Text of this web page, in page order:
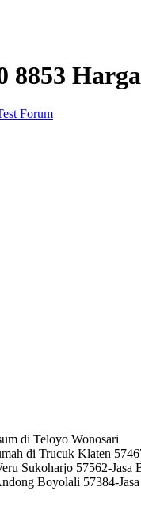
8853
Forum
di Teloyo Wonosari
di Trucuk Klaten
Sukoharjo 57562-
Boyolali 57384-